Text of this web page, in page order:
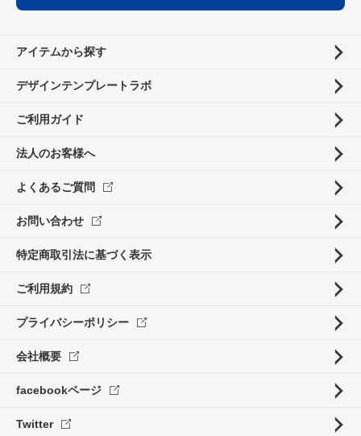
アイテムから探す
デザインテンプレートラボ
ご利用ガイド
法人のお客様へ
よくあるご質問
お問い合わせ
特定商取引法に基づく表示
ご利用規約
プライバシーポリシー
会社概要
facebookページ
Twitter